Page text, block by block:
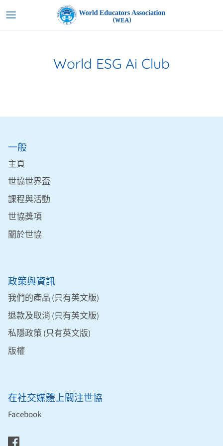
到
內
World ESG Ai Club
一般
主頁
世協世界盃
課程與活動
世協獎項
關於世協
政策與資訊
我們的產品 (只有英文版)
退款及取消 (只有英文版)
私隱政策 (只有英文版)
版權
在社交媒體上關注世協
Facebook